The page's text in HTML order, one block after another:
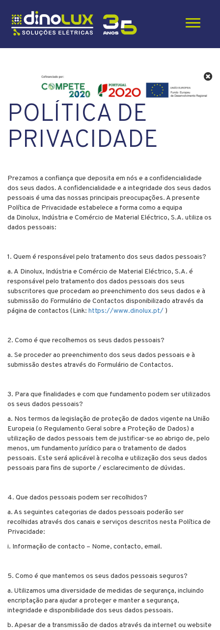
Toggle
POLÍTICA DE
PRIVACIDADE
Prezamos a confiança que deposita em nós e a confidencialidade
dos seus dados. A confidencialidade e a integridade dos seus dados
pessoais é uma das nossas principais preocupações. A presente
Política de Privacidade estabelece a forma como a equipa
da Dinolux, Indústria e Comércio de Material Eléctrico, S.A. utiliza os
dados pessoais:
1. Quem é responsável pelo tratamento dos seus dados pessoais?
a. A Dinolux, Indústria e Comércio de Material Eléctrico, S.A. é
responsável pelo tratamento dos dados pessoais dos seus
subscritores que procedam ao preenchimento dos seus dados e à
submissão do Formulário de Contactos disponibilizado através da
página de contactos (Link: https://www.dinolux.pt/ )
2. Como é que recolhemos os seus dados pessoais?
a. Se proceder ao preenchimento dos seus dados pessoais e à
submissão destes através do Formulário de Contactos.
3. Para que finalidades e com que fundamento podem ser utilizados
os seus dados pessoais?
a. Nos termos da legislação de proteção de dados vigente na União
Europeia (o Regulamento Geral sobre a Proteção de Dados) a
utilização de dados pessoais tem de justificar-se ao abrigo de, pelo
menos, um fundamento jurídico para o tratamento de dados
pessoais. Este será aplicável à recolha e utilização dos seus dados
pessoais para fins de suporte / esclarecimento de dúvidas.
4. Que dados pessoais podem ser recolhidos?
a. As seguintes categorias de dados pessoais poderão ser
recolhidas através dos canais e serviços descritos nesta Política de
Privacidade:
i. Informação de contacto – Nome, contacto, email.
5. Como é que mantemos os seus dados pessoais seguros?
a. Utilizamos uma diversidade de medidas de segurança, incluindo
encriptação para ajudar a proteger e manter a segurança,
integridade e disponibilidade dos seus dados pessoais.
b. Apesar de a transmissão de dados através da internet ou website